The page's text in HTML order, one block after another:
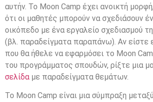
αυτήν. Το Moon Camp έχει ανοικτή
ότι οι μαθητές μπορούν να σχεδιάσουν
οικόπεδο με ένα εργαλείο σχεδιασμού
(βλ. παραδείγματα παραπάνω). Αν είστε
που θα ήθελε να εφαρμόσει το Moon
του προγράμματος σπουδών, ρίξτε μια
σελίδα με παραδείγματα θεμάτων.
Το Moon Camp είναι μια σύμπραξη